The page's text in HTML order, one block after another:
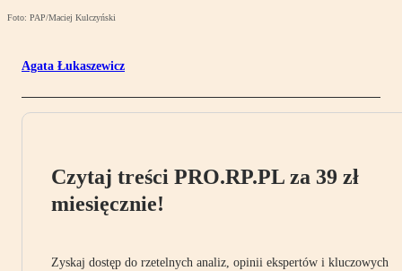
Foto: PAP/Maciej Kulczyński
Agata Łukaszewicz
Czytaj treści PRO.RP.PL za 39 zł
miesięcznie!
Zyskaj dostęp do rzetelnych analiz, opinii ekspertów i kluczowych